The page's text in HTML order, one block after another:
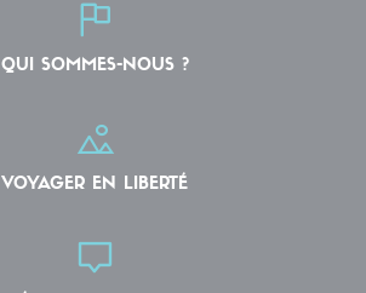
QUI SOMMES-NOUS ?
VOYAGER EN LIBERTÉ